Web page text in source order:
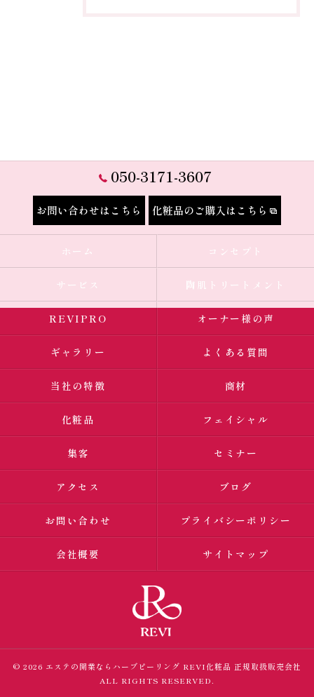
050-3171-3607
お問い合わせはこちら 化粧品のご購入はこちら
ホーム コンセプト
サービス 陶肌トリートメント
REVIPRO オーナー様の声
ギャラリー よくある質問
当社の特徴 商材
化粧品 フェイシャル
集客 セミナー
アクセス ブログ
お問い合わせ プライバシーポリシー
会社概要 サイトマップ
© 2026 エステの開業ならハーブピーリング REVI化粧品 正規取扱販売会社
ALL RIGHTS RESERVED.